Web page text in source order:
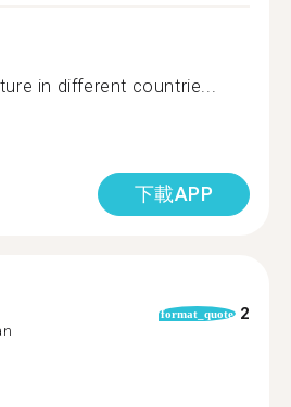
in different countrie...
下載APP
format_quote 2